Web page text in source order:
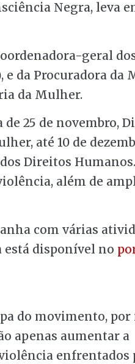
Negra, leva
geral
e da Procuradora da
da Mulher.
25 de novembro,
até 10 de
Direitos
além de
com várias
está disponível no
do movimento,
apenas aumentar a
enfrentados